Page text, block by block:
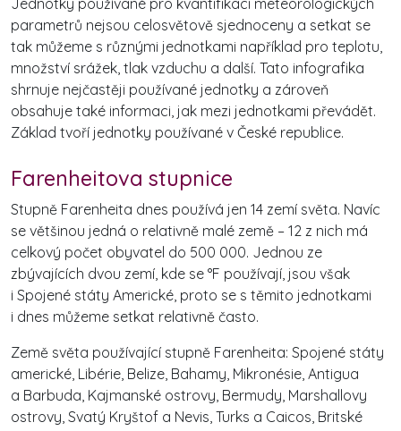
parametrů nejsou celosvětově sjednoceny a setkat se
tak můžeme s různými jednotkami například pro teplotu,
množství srážek, tlak vzduchu a další. Tato infografika
shrnuje nejčastěji používané jednotky a zároveň
obsahuje také informaci, jak mezi jednotkami převádět.
Základ tvoří jednotky používané v České republice.
Farenheitova stupnice
Stupně Farenheita dnes používá jen 14 zemí světa. Navíc
se většinou jedná o relativně malé země – 12 z nich má
celkový počet obyvatel do 500 000. Jednou ze
zbývajících dvou zemí, kde se °F používají, jsou však
i Spojené státy Americké, proto se s těmito jednotkami
i dnes můžeme setkat relativně často.
Země světa používající stupně Farenheita: Spojené státy
americké, Libérie, Belize, Bahamy, Mikronésie, Antigua
a Barbuda, Kajmanské ostrovy, Bermudy, Marshallovy
ostrovy, Svatý Kryštof a Nevis, Turks a Caicos, Britské